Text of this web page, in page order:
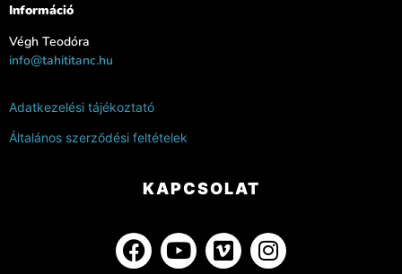
Információ
Végh Teodóra
info@tahititanc.hu
Adatkezelési tájékoztató
Általános szerződési feltételek
KAPCSOLAT